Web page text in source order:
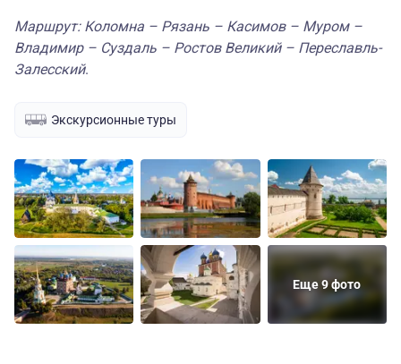
Маршрут: Коломна – Рязань – Касимов – Муром –
Владимир – Суздаль – Ростов Великий – Переславль-
Залесский.
Экскурсионные туры
Еще 9 фото